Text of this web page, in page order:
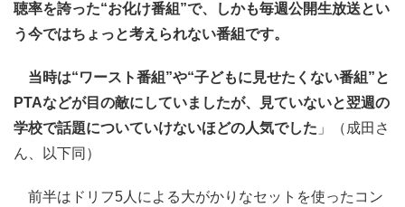
聴率を誇った“お化け番組”で、しかも毎週公開生放送とい
う今ではちょっと考えられない番組です。
当時は“ワースト番組”や“子どもに見せたくない番組”と
PTAなどが目の敵にしていましたが、見ていないと翌週の
学校で話題についていけないほどの人気でした 」（成田さ
ん、以下同）
前半はドリフ5人による大がかりなセットを使ったコン